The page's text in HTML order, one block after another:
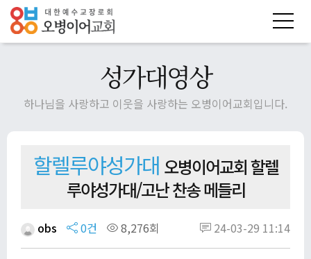
성가대영상
하나님을 사랑하고 이웃을 사랑하는 오병이어교회입니다.
할렐루야성가대 오병이어교회 할렐
루야성가대/고난 찬송 메들리
obs 0건 8,276회 24-03-29 11:14